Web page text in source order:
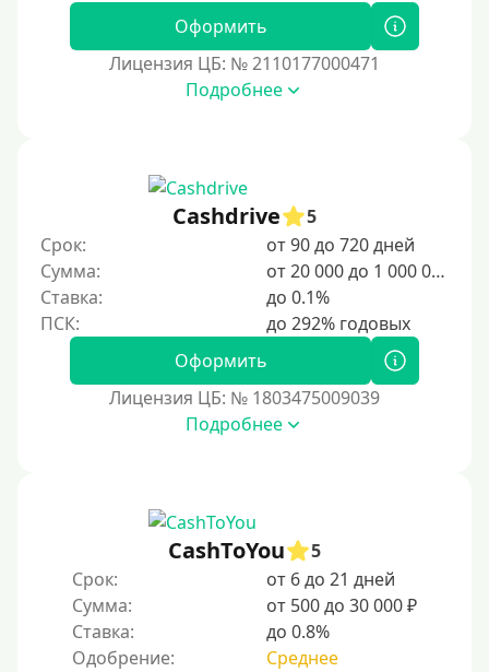
6000 руб
7000 руб
8000 руб
10000 руб
30000 руб на год
35000 руб
40000 руб
Оформить
Лицензия ЦБ: № 2110177000471
Подробнее
Cashdrive
5
Срок:
от 90 до 720 дней
Сумма:
от 20 000 до 1 000 000 ₽
Ставка:
до 0.1%
Оформить
Лицензия ЦБ: № 1803475009039
Подробнее
CashToYou
5
Срок:
от 6 до 21 дней
Сумма:
от 500 до 30 000 ₽
Ставка:
до 0.8%
Одобрение:
Среднее